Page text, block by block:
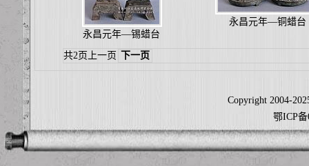
永昌元年—锡蜡台
永昌元年—铜蜡台
共2页 上一页 下一页
Copyright 2004-
鄂ICP备